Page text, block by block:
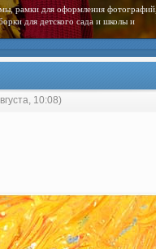
рамки для оформления фотографий,
для детского сада и школы и
10:08)